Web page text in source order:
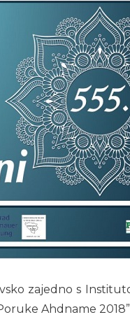
zajedno s
Ahdname